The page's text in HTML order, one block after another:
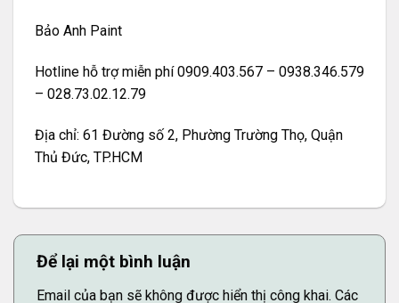
Bảo Anh Paint
Hotline hỗ trợ miễn phí 0909.403.567 – 0938.346.579
– 028.73.02.12.79
Địa chỉ: 61 Đường số 2, Phường Trường Thọ, Quận
Thủ Đức, TP.HCM
Để lại một bình luận
Email của bạn sẽ không được hiển thị công khai. Các